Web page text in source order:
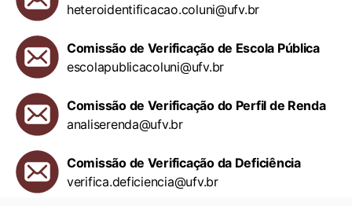
heteroidentificacao.coluni@ufv.br
Comissão de Verificação de Escola Pública
escolapublicacoluni@ufv.br
Comissão de Verificação do Perfil de Renda
analiserenda@ufv.br
Comissão de Verificação da Deficiência
verifica.deficiencia@ufv.br